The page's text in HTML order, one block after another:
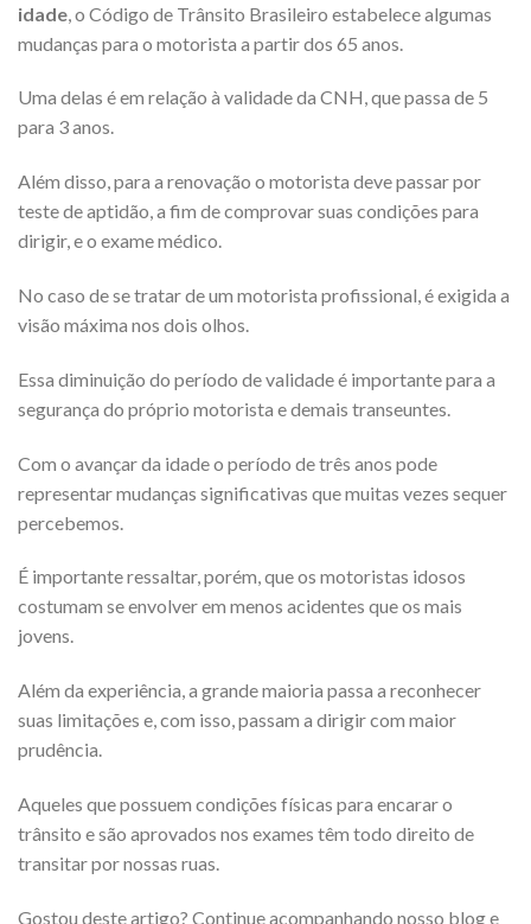
idade , o Código de Trânsito Brasileiro estabelece algumas
mudanças para o motorista a partir dos 65 anos.
Uma delas é em relação à validade da CNH, que passa de 5
para 3 anos.
Além disso, para a renovação o motorista deve passar por
teste de aptidão, a fim de comprovar suas condições para
dirigir, e o exame médico.
No caso de se tratar de um motorista profissional, é exigida a
visão máxima nos dois olhos.
Essa diminuição do período de validade é importante para a
segurança do próprio motorista e demais transeuntes.
Com o avançar da idade o período de três anos pode
representar mudanças significativas que muitas vezes sequer
percebemos.
É importante ressaltar, porém, que os motoristas idosos
costumam se envolver em menos acidentes que os mais
jovens.
Além da experiência, a grande maioria passa a reconhecer
suas limitações e, com isso, passam a dirigir com maior
prudência.
Aqueles que possuem condições físicas para encarar o
trânsito e são aprovados nos exames têm todo direito de
transitar por nossas ruas.
Gostou deste artigo? Continue acompanhando nosso blog e